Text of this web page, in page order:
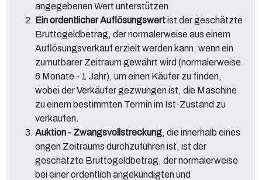
angegebenen Wert unterstützen.
Ein ordentlicher Auflösungswertist der geschätzte
Bruttogeldbetrag, der normalerweise aus einem
Auflösungsverkauf erzielt werden kann, wenn ein
zumutbarer Zeitraum gewährt wird (normalerweise
6 Monate - 1 Jahr), um einen Käufer zu finden,
wobei der Verkäufer gezwungen ist, die Maschine
zu einem bestimmten Termin im Ist-Zustand zu
verkaufen.
Auktion - Zwangsvollstreckung, die innerhalb eines
engen Zeitraums durchzuführen ist, ist der
geschätzte Bruttogeldbetrag, der normalerweise
bei einer ordentlich angekündigten und